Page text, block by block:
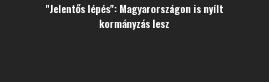
"Jelentős lépés": Magyarországon is nyílt
kormányzás lesz